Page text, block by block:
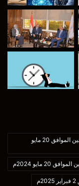
أسعار الحديد والأسمنت فى الأسواق المصرية اليوم الإثنين الموافق 20 مايو
مايو 2024م